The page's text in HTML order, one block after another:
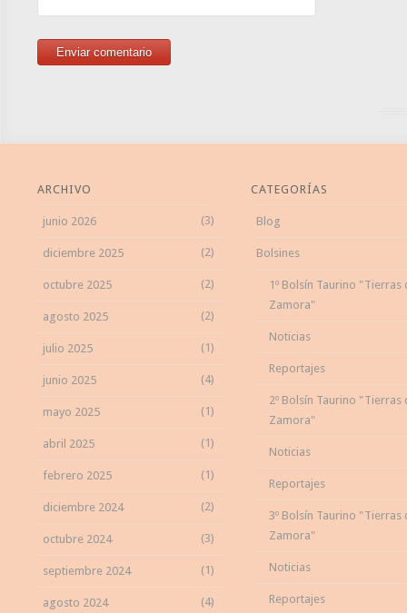
ARCHIVO
junio 2026 (3)
diciembre 2025 (2)
octubre 2025 (2)
agosto 2025 (2)
julio 2025 (1)
junio 2025 (4)
mayo 2025 (1)
abril 2025 (1)
febrero 2025 (1)
diciembre 2024 (2)
octubre 2024 (3)
septiembre 2024 (1)
agosto 2024 (4)
CATEGORÍAS
Blog
Bolsines
1º Bolsín Taurino "Tierras
Zamora"
Noticias
Reportajes
2º Bolsín Taurino "Tierras
Zamora"
Noticias
Reportajes
3º Bolsín Taurino "Tierras
Zamora"
Noticias
Reportajes